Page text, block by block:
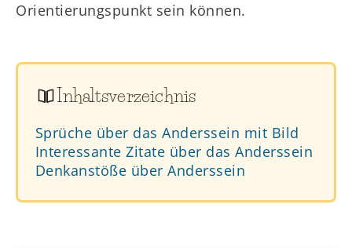
Orientierungspunkt sein können.
Inhaltsverzeichnis
Sprüche über das Anderssein mit Bild
Interessante Zitate über das Anderssein
Denkanstöße über Anderssein